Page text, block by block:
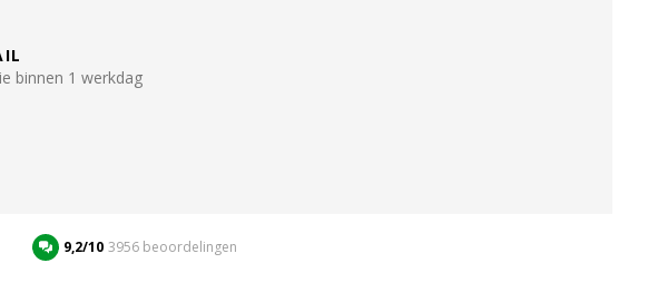
binnen 1 werkdag
9,2/10 3956 beoordelingen